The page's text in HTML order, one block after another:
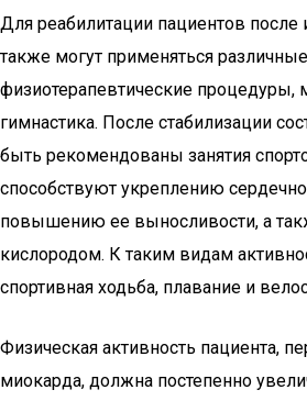
Для реабилитации пациентов после
также могут применяться различные
физиотерапевтические процедуры,
гимнастика. После стабилизации
быть рекомендованы занятия
способствуют укреплению
повышению ее выносливости, а
кислородом. К таким видам
спортивная ходьба, плавание и
Физическая активность пациента,
миокарда, должна постепенно